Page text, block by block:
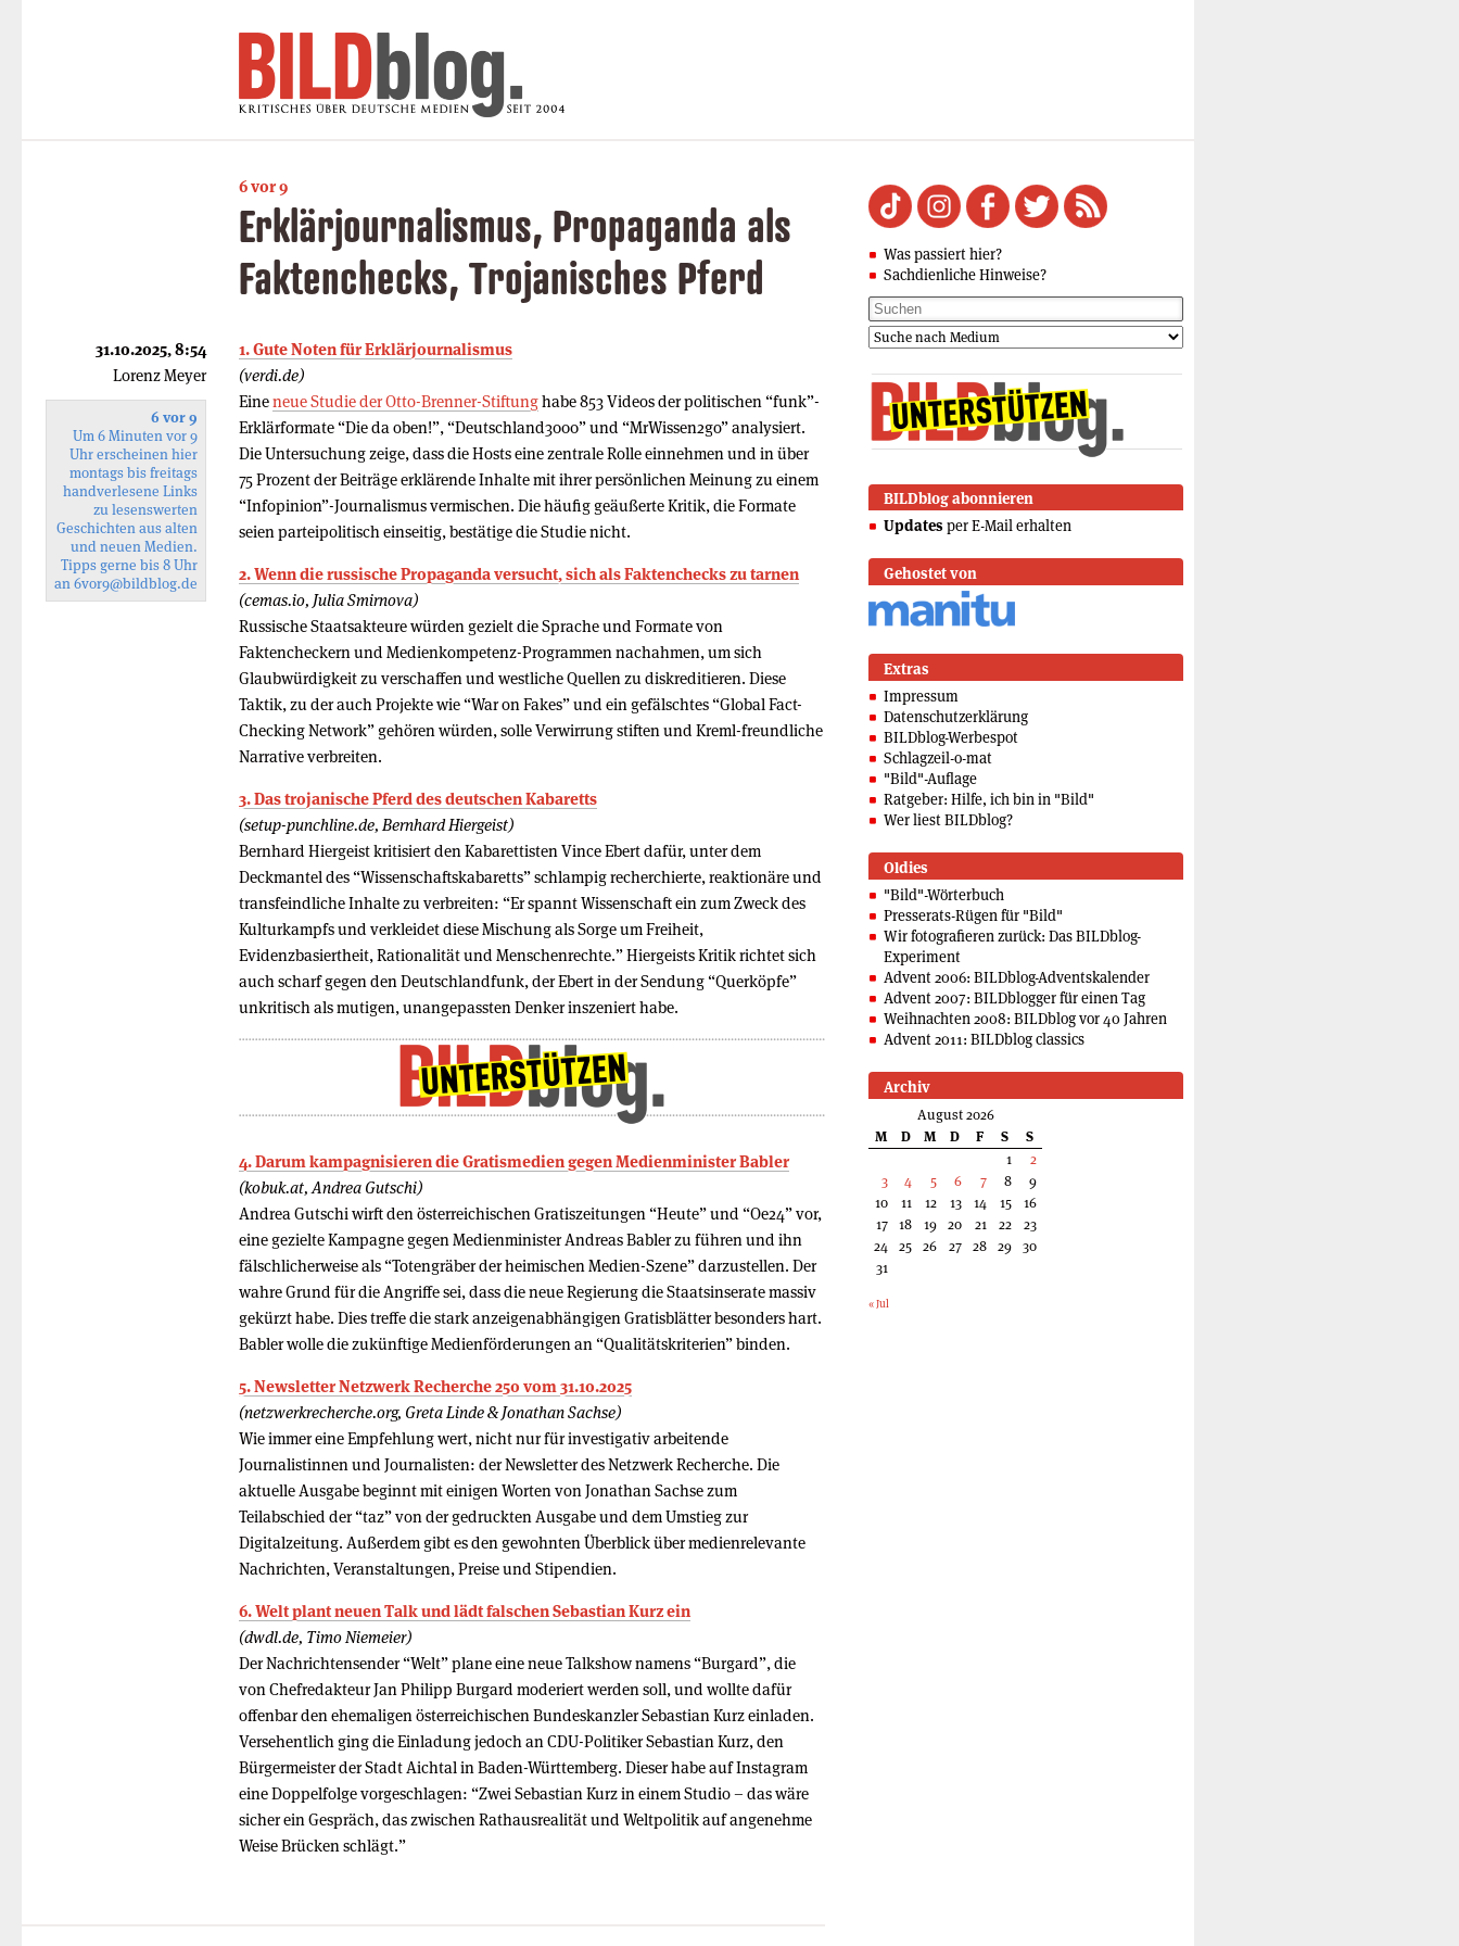
6 vor 9
Erklärjournalismus, Propaganda als
Faktenchecks, Trojanisches Pferd
1. Gute Noten für Erklärjournalismus
(verdi.de)
Eineneue Studie der Otto-Brenner-Stiftunghabe 853 Videos der politischen “funk”-
Erklärformate “Die da oben!”, “Deutschland3000” und “MrWissen2go” analysiert.
Die Untersuchung zeige, dass die Hosts eine zentrale Rolle einnehmen und in über
75 Prozent der Beiträge erklärende Inhalte mit ihrer persönlichen Meinung zu einem
“Infopinion”-Journalismus vermischen. Die häufig geäußerte Kritik, die Formate
seien parteipolitisch einseitig, bestätige die Studie nicht.
2. Wenn die russische Propaganda versucht, sich als Faktenchecks zu tarnen
(cemas.io, Julia Smirnova)
Russische Staatsakteure würden gezielt die Sprache und Formate von
Faktencheckern und Medienkompetenz-Programmen nachahmen, um sich
Glaubwürdigkeit zu verschaffen und westliche Quellen zu diskreditieren. Diese
Taktik, zu der auch Projekte wie “War on Fakes” und ein gefälschtes “Global Fact-
Checking Network” gehören würden, solle Verwirrung stiften und Kreml-freundliche
Narrative verbreiten.
3. Das trojanische Pferd des deutschen Kabaretts
(setup-punchline.de, Bernhard Hiergeist)
Bernhard Hiergeist kritisiert den Kabarettisten Vince Ebert dafür, unter dem
Deckmantel des “Wissenschaftskabaretts” schlampig recherchierte, reaktionäre und
transfeindliche Inhalte zu verbreiten: “Er spannt Wissenschaft ein zum Zweck des
Kulturkampfs und verkleidet diese Mischung als Sorge um Freiheit,
Evidenzbasiertheit, Rationalität und Menschenrechte.” Hiergeists Kritik richtet sich
auch scharf gegen den Deutschlandfunk, der Ebert in der Sendung “Querköpfe”
unkritisch als mutigen, unangepassten Denker inszeniert habe.
4. Darum kampagnisieren die Gratismedien gegen Medienminister Babler
(kobuk.at, Andrea Gutschi)
Andrea Gutschi wirft den österreichischen Gratiszeitungen “Heute” und “Oe24” vor,
eine gezielte Kampagne gegen Medienminister Andreas Babler zu führen und ihn
fälschlicherweise als “Totengräber der heimischen Medien-Szene” darzustellen. Der
wahre Grund für die Angriffe sei, dass die neue Regierung die Staatsinserate massiv
gekürzt habe. Dies treffe die stark anzeigenabhängigen Gratisblätter besonders hart.
Babler wolle die zukünftige Medienförderungen an “Qualitätskriterien” binden.
5. Newsletter Netzwerk Recherche 250 vom 31.10.2025
(netzwerkrecherche.org, Greta Linde & Jonathan Sachse)
Wie immer eine Empfehlung wert, nicht nur für investigativ arbeitende
Journalistinnen und Journalisten: der Newsletter des Netzwerk Recherche. Die
aktuelle Ausgabe beginnt mit einigen Worten von Jonathan Sachse zum
Teilabschied der “taz” von der gedruckten Ausgabe und dem Umstieg zur
Digitalzeitung. Außerdem gibt es den gewohnten Überblick über medienrelevante
Nachrichten, Veranstaltungen, Preise und Stipendien.
6. Welt plant neuen Talk und lädt falschen Sebastian Kurz ein
(dwdl.de, Timo Niemeier)
Der Nachrichtensender “Welt” plane eine neue Talkshow namens “Burgard”, die
von Chefredakteur Jan Philipp Burgard moderiert werden soll, und wollte dafür
offenbar den ehemaligen österreichischen Bundeskanzler Sebastian Kurz einladen.
Versehentlich ging die Einladung jedoch an CDU-Politiker Sebastian Kurz, den
Bürgermeister der Stadt Aichtal in Baden-Württemberg. Dieser habe auf Instagram
eine Doppelfolge vorgeschlagen: “Zwei Sebastian Kurz in einem Studio – das wäre
sicher ein Gespräch, das zwischen Rathausrealität und Weltpolitik auf angenehme
Weise Brücken schlägt.”
31.10.2025, 8:54
Lorenz Meyer
6 vor 9
Um 6 Minuten vor 9
Uhr erscheinen hier
montags bis freitags
handverlesene Links
zu lesenswerten
Geschichten aus alten
und neuen Medien.
Tipps gerne bis 8 Uhr
an6vor9@bildblog.de
Was passiert hier?
Sachdienliche Hinweise?
BILDblog abonnieren
Updates per E-Mail erhalten
Gehostet von
Extras
Impressum
Datenschutzerklärung
BILDblog-Werbespot
Schlagzeil-o-mat
"Bild"-Auflage
Ratgeber: Hilfe, ich bin in "Bild"
Wer liest BILDblog?
Oldies
"Bild"-Wörterbuch
Presserats-Rügen für "Bild"
Wir fotografieren zurück: Das BILDblog-
Experiment
Advent 2006: BILDblog-Adventskalender
Advent 2007: BILDblogger für einen Tag
Weihnachten 2008: BILDblog vor 40 Jahren
Advent 2011: BILDblog classics
Archiv
August 2026
M
D M D F S
S
1
2
3
4 5 6 7 8
9
10
11 12 13 14 15
16
17 18 19 20 21 22
23
24 25 26 27 28 29 30
31
« Jul